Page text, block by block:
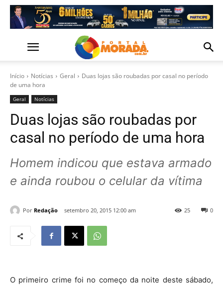
Início Notícias Geral
Duas lojas são roubadas por casal no período
de uma hora
Geral Notícias
Duas lojas são roubadas por
casal no período de uma hora
Homem indicou que estava armado
e ainda roubou o celular da vítima
Por Redação setembro 20, 2015 12:00 am 0
25
O primeiro crime foi no começo da noite deste sábado,